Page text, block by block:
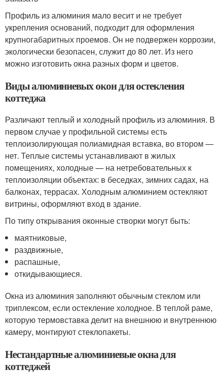
Профиль из алюминия мало весит и не требует
укрепления оснований, подходит для оформления
крупногабаритных проемов. Он не подвержен коррозии,
экологически безопасен, служит до 80 лет. Из него
можно изготовить окна разных форм и цветов.
Виды алюминиевых окон для остекления
коттеджа
Различают теплый и холодный профиль из алюминия. В
первом случае у профильной системы есть
теплоизолирующая полиамидная вставка, во втором —
нет. Теплые системы устанавливают в жилых
помещениях, холодные — на нетребовательных к
теплоизоляции объектах: в беседках, зимних садах, на
балконах, террасах. Холодным алюминием остекляют
витрины, оформляют вход в здание.
По типу открывания оконные створки могут быть:
маятниковые,
раздвижные,
распашные,
откидывающиеся.
Окна из алюминия заполняют обычным стеклом или
триплексом, если остекление холодное. В теплой раме,
которую термовставка делит на внешнюю и внутреннюю
камеру, монтируют стеклопакеты.
Нестандартные алюминиевые окна для
коттеджей